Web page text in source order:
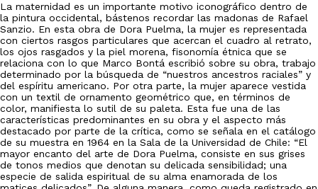
La maternidad es un importante motivo iconográfico dentro de
la pintura occidental, bástenos recordar las madonas de Rafael
Sanzio. En esta obra de Dora Puelma, la mujer es representada
con ciertos rasgos particulares que acercan el cuadro al retrato,
los ojos rasgados y la piel morena, fisonomía étnica que se
relaciona con lo que Marco Bontá escribió sobre su obra, trabajo
determinado por la búsqueda de “nuestros ancestros raciales” y
del espíritu americano. Por otra parte, la mujer aparece vestida
con un textil de ornamento geométrico que, en términos de
color, manifiesta lo sutil de su paleta. Esta fue una de las
características predominantes en su obra y el aspecto más
destacado por parte de la crítica, como se señala en el catálogo
de su muestra en 1964 en la Sala de la Universidad de Chile: “El
mayor encanto del arte de Dora Puelma, consiste en sus grises
de tonos medios que denotan su delicada sensibilidad; una
especie de salida espiritual de su alma enamorada de los